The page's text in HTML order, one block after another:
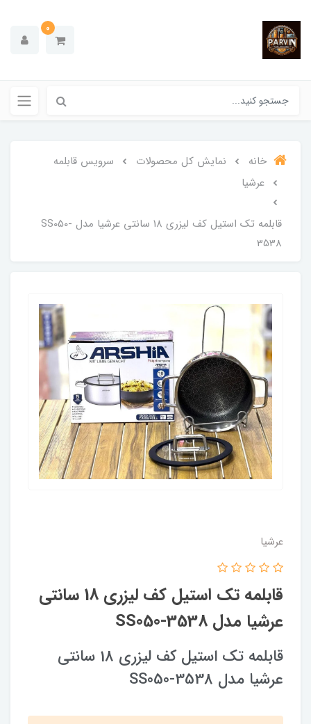
0
خانه نمایش کل محصولات
سرویس قابلمه
عرشیا
قابلمه تک استیل کف لیزری 18 سانتی عرشیا مدل SS050-
3538
عرشیا
قابلمه تک استیل کف لیزری 18 سانتی
عرشیا مدل SS050-3538
قابلمه تک استیل کف لیزری 18 سانتی
عرشیا مدل SS050-3538